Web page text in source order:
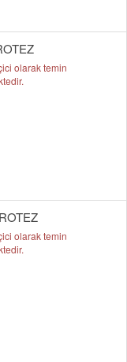
olarak temin
olarak temin